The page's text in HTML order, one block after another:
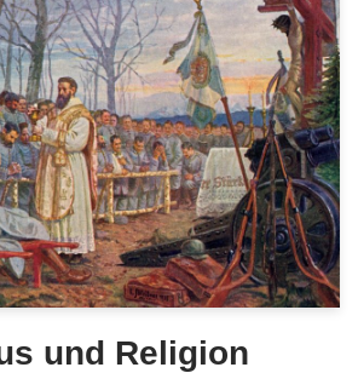
und Religion